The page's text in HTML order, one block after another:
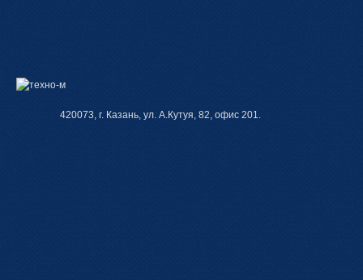
420073, г. Казань, ул. А.Кутуя, 82, офис 201.